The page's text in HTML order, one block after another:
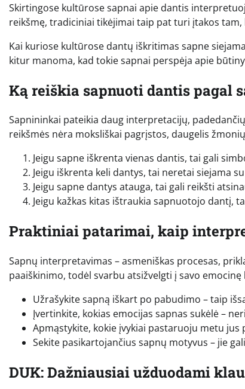
Skirtingose kultūrose sapnai apie dantis
reikšmę, tradiciniai tikėjimai taip pat turi įtakos tam,
Kai kuriose kultūrose dantų iškritimas sapne
kitur manoma, kad tokie sapnai perspėja apie
Ką reiškia sapnuoti dantis pagal
Sapnininkai pateikia daug interpretacijų,
reikšmės nėra moksliškai pagrįstos, daugelis
Jeigu sapne iškrenta vienas dantis, tai gali
Jeigu iškrenta keli dantys, tai neretai siejama
Jeigu sapne dantys atauga, tai gali reikšti
Jeigu kažkas kitas ištraukia sapnuotojo dantį,
Praktiniai patarimai, kaip
Sapnų interpretavimas – asmeniškas procesas,
paaiškinimo, todėl svarbu atsižvelgti į savo
Užrašykite sapną iškart po pabudimo – taip
Įvertinkite, kokias emocijas sapnas sukėlė –
Apmąstykite, kokie įvykiai pastaruoju metu jus
Sekite pasikartojančius sapnų motyvus – jie
DUK: Dažniausiai užduodami